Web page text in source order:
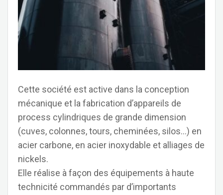
Cette société est active dans la conception
mécanique et la fabrication d’appareils de
process cylindriques de grande dimension
(cuves, colonnes, tours, cheminées, silos…) en
acier carbone, en acier inoxydable et alliages de
nickels.
Elle réalise à façon des équipements à haute
technicité commandés par d’importants